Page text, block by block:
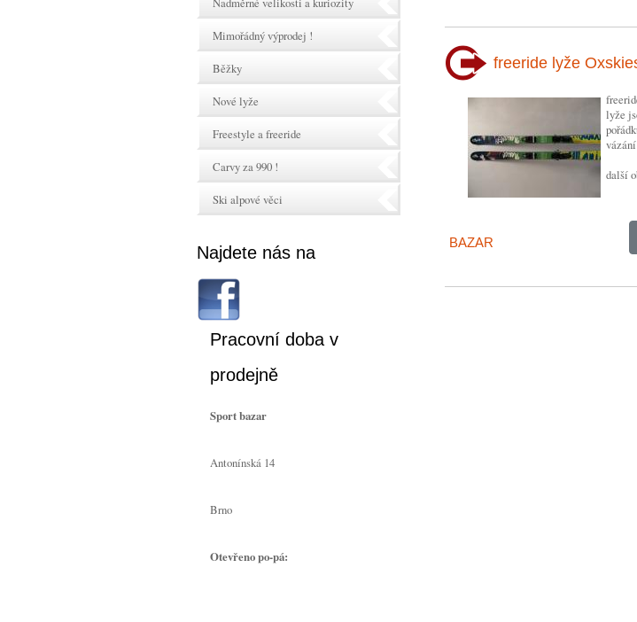
freeride lyže
lyže
další
BAZAR
Mimořádný výprodej !
Běžky
Nové lyže
Freestyle a freeride
Carvy za 990 !
Ski alpové věci
Najdete nás na
Pracovní doba v
prodejně
Sport bazar
Antonínská 14
Brno
Otevřeno po-pá: